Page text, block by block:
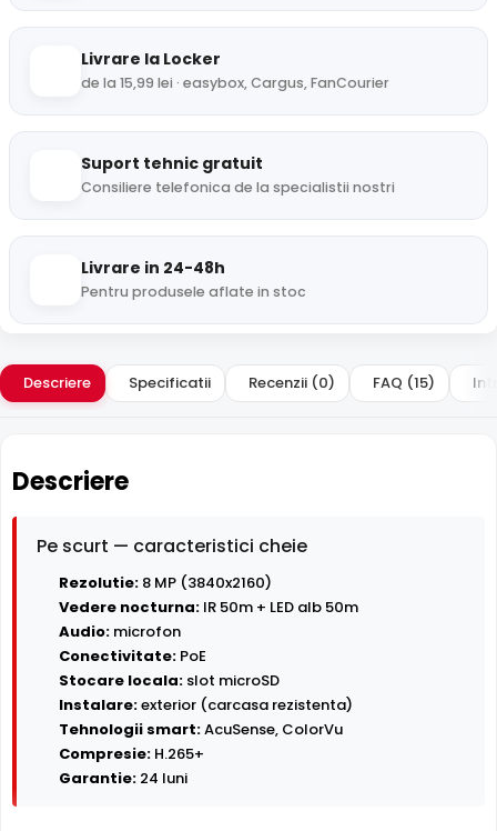
Livrare la Locker
de la 15,99 lei · easybox, Cargus, FanCourier
Suport tehnic gratuit
Consiliere telefonica de la specialistii nostri
Livrare in 24-48h
Pentru produsele aflate in stoc
Descriere Specificatii Recenzii (0) FAQ (15)
Descriere
Pe scurt — caracteristici cheie
Rezolutie: 8 MP (3840x2160)
Vedere nocturna: IR 50m + LED alb 50m
Audio: microfon
Conectivitate: PoE
Stocare locala: slot microSD
Instalare:exterior (carcasa rezistenta)
Tehnologii smart:AcuSense, ColorVu
Compresie: H.265+
Garantie: 24 luni